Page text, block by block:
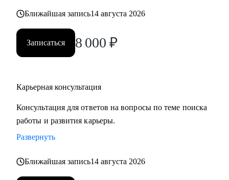
карьерных кризисов
Кому могу помочь:
• Руководителям высшего звена и Директорам
(Supply Chain), Электронной коммерции (E-commerce)
Региональные и Территориальные менеджеры, HR бизнес-
партнеры (HRBP)
• Ведущим специалистам и ключевым экспертам:
Бухгалтеры, Финансовые менеджеры, Маркетологи,
Ближайшая запись14 августа 2026
Записаться 8 000 ₽
Карьерная консультация
Консультация для ответов на вопросы по теме поиска
работы и развития карьеры.
Развернуть
Ближайшая запись14 августа 2026